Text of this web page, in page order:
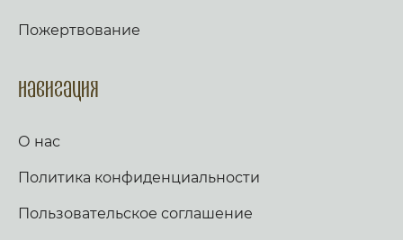
Пожертвование
Навигация
О нас
Политика конфиденциальности
Пользовательское соглашение